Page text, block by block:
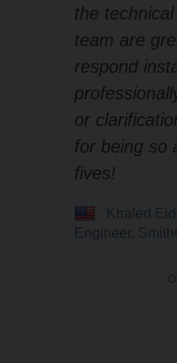
the
team are
respond
or
for being so
fives!